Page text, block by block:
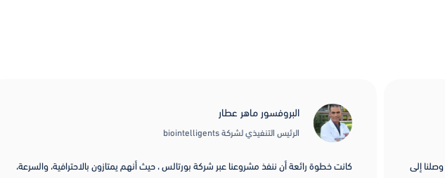
البروفسور ماهر عطار
الرئيس التنفيذي لشركة biointelligents
كانت خطوة رائعة أن ننفذ مشروعنا عبر شركة بورتالس ، حيث أنهم يمتازون بالاحترافية، والسرعة،
بورتالس هي